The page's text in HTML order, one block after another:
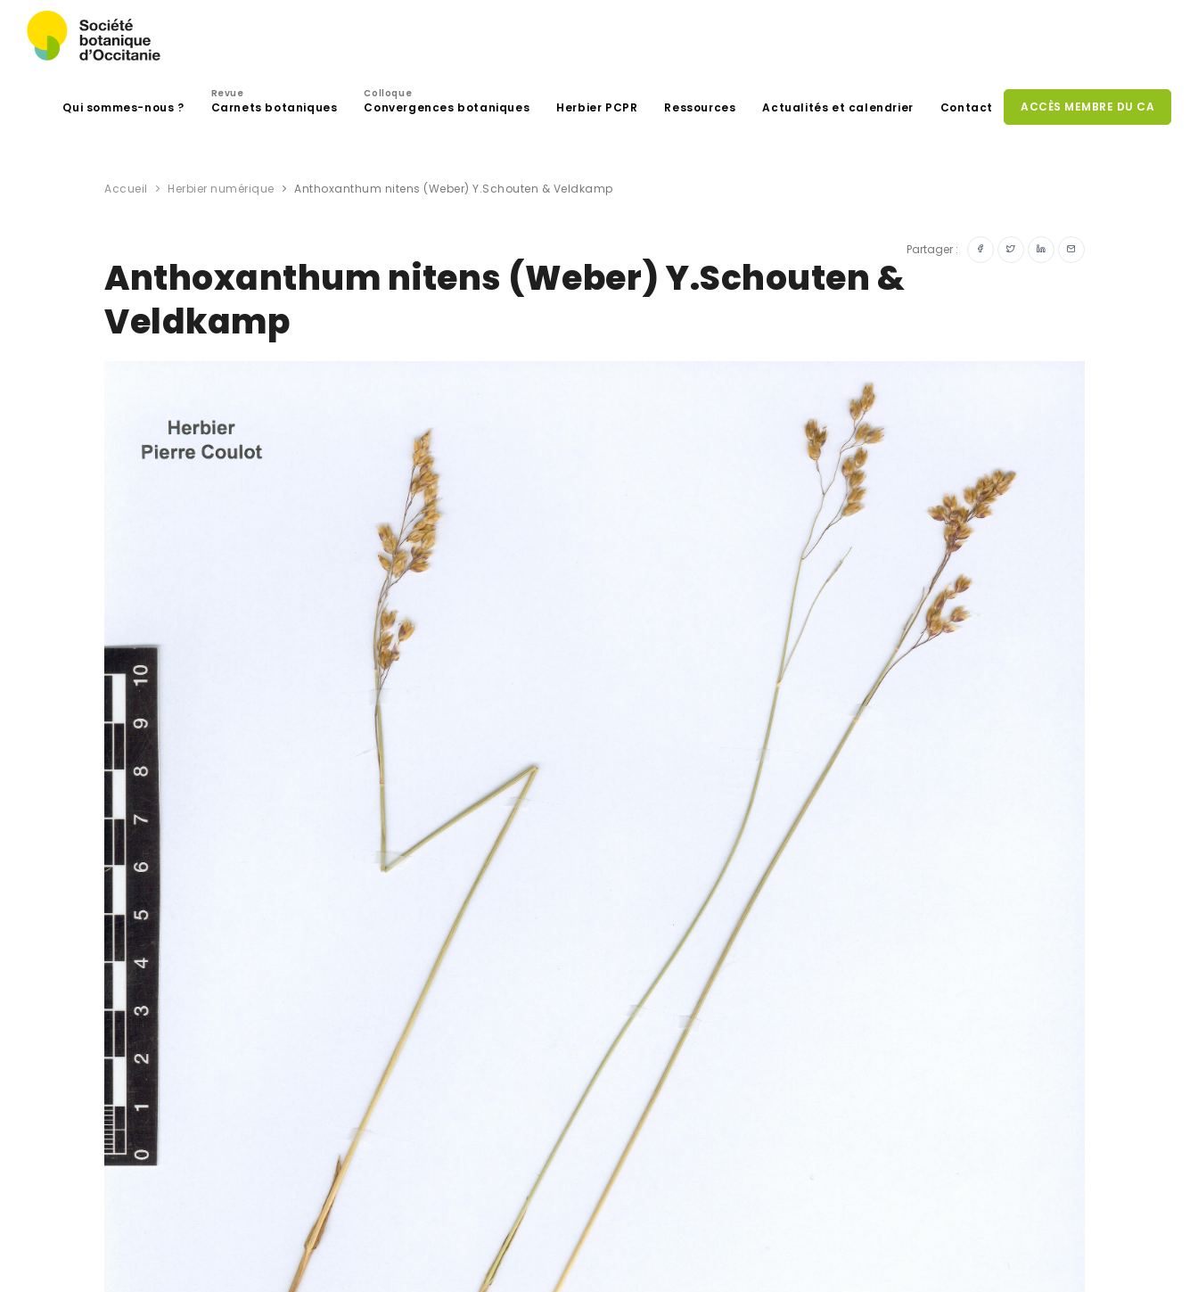
Qui sommes-nous ?
Revue
Carnets botaniques
Colloque
Convergences botaniques Herbier PCPR Ressources Actualités et calendrier Contact ACCÈS MEMBRE DU CA
Accueil Herbier numérique Anthoxanthum nitens (Weber) Y.Schouten & Veldkamp
Partager :
Anthoxanthum nitens (Weber) Y.Schouten &
Veldkamp